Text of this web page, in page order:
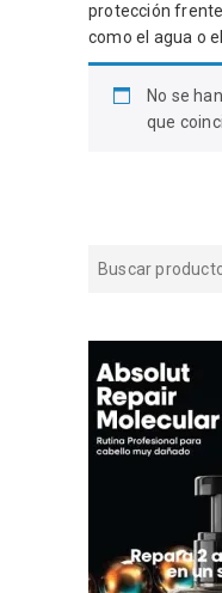
protección
como el agua o
No se
que